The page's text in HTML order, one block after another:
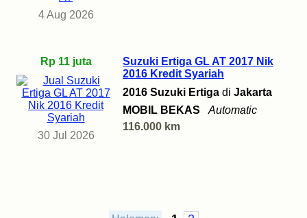
4 Aug 2026
Rp 11 juta
30 Jul 2026
Suzuki Ertiga GL AT 2017 Nik
2016 Kredit Syariah
2016 Suzuki Ertiga di Jakarta
MOBIL BEKAS
Automatic
116.000 km